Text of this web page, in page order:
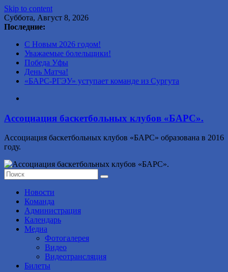
Skip to content
Суббота, Август 8, 2026
Последние:
С Новым 2026 годом!
Уважаемые болельщики!
Победа Уфы
День Матча!
«БАРС-РГЭУ» уступает команде из Сургута
Ассоциация баскетбольных клубов «БАРС».
Ассоциация баскетбольных клубов «БАРС» образована в 2016
году.
Новости
Команда
Администрация
Календарь
Медиа
Фотогалерея
Видео
Видеотрансляция
Билеты